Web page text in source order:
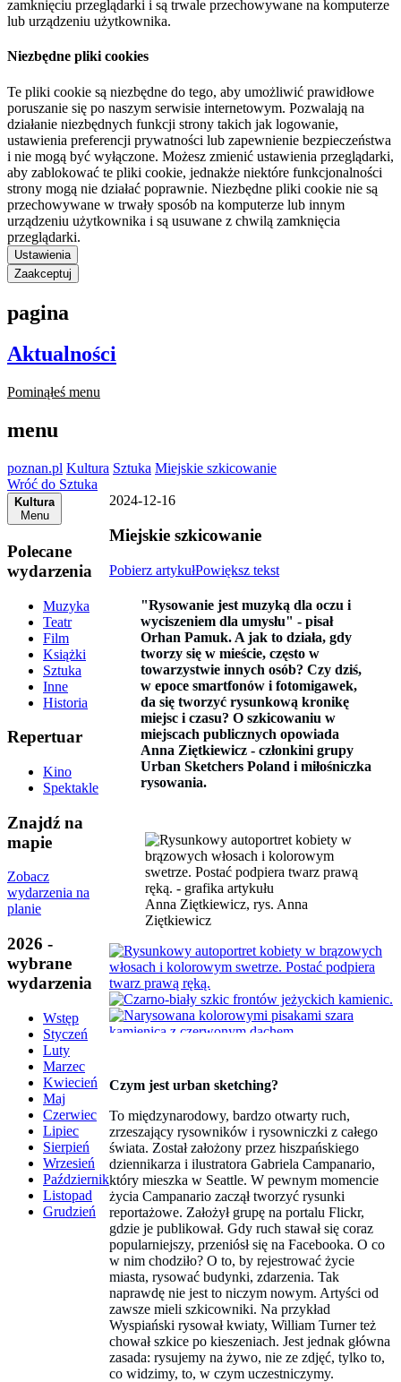
zamknięciu przeglądarki i są trwale przechowywane na komputerze
lub urządzeniu użytkownika.
Niezbędne pliki cookies
Te pliki cookie są niezbędne do tego, aby umożliwić prawidłowe
poruszanie się po naszym serwisie internetowym. Pozwalają na
działanie niezbędnych funkcji strony takich jak logowanie,
ustawienia preferencji prywatności lub zapewnienie bezpieczeństwa
i nie mogą być wyłączone. Możesz zmienić ustawienia przeglądarki,
aby zablokować te pliki cookie, jednakże niektóre funkcjonalności
strony mogą nie działać poprawnie. Niezbędne pliki cookie nie są
przechowywane w trwały sposób na komputerze lub innym
urządzeniu użytkownika i są usuwane z chwilą zamknięcia
przeglądarki.
Ustawienia
Zaakceptuj
pagina
Aktualności
Pominąłeś menu
menu
poznan.pl Kultura Sztuka Miejskie szkicowanie
Wróć do Sztuka
Kultura
Menu
Polecane
wydarzenia
Muzyka
Teatr
Film
Książki
Sztuka
Inne
Historia
Repertuar
Kino
Spektakle
Znajdź na
mapie
Zobacz
wydarzenia na
planie
2026 -
wybrane
wydarzenia
Wstęp
Styczeń
Luty
Marzec
Kwiecień
Maj
Czerwiec
Lipiec
Sierpień
Wrzesień
Październik
Listopad
Grudzień
2024-12-16
Miejskie szkicowanie
Pobierz artykułPowiększ tekst
"Rysowanie jest muzyką dla oczu i
wyciszeniem dla umysłu" - pisał
Orhan Pamuk. A jak to działa, gdy
tworzy się w mieście, często w
towarzystwie innych osób? Czy dziś,
w epoce smartfonów i fotomigawek,
da się tworzyć rysunkową kronikę
miejsc i czasu? O szkicowaniu w
miejscach publicznych opowiada
Anna Ziętkiewicz - członkini grupy
Urban Sketchers Poland i miłośniczka
rysowania.
Anna Ziętkiewicz, rys. Anna
Ziętkiewicz
Czym jest urban sketching?
To międzynarodowy, bardzo otwarty ruch,
zrzeszający rysowników i rysowniczki z całego
świata. Został założony przez hiszpańskiego
dziennikarza i ilustratora Gabriela Campanario,
który mieszka w Seattle. W pewnym momencie
życia Campanario zaczął tworzyć rysunki
reportażowe. Założył grupę na portalu Flickr,
gdzie je publikował. Gdy ruch stawał się coraz
popularniejszy, przeniósł się na Facebooka. O co
w nim chodziło? O to, by rejestrować życie
miasta, rysować budynki, zdarzenia. Tak
naprawdę nie jest to niczym nowym. Artyści od
zawsze mieli szkicowniki. Na przykład
Wyspiański rysował kwiaty, William Turner też
chował szkice po kieszeniach. Jest jednak główna
zasada: rysujemy na żywo, nie ze zdjęć, tylko to,
co widzimy, to, w czym uczestniczymy.